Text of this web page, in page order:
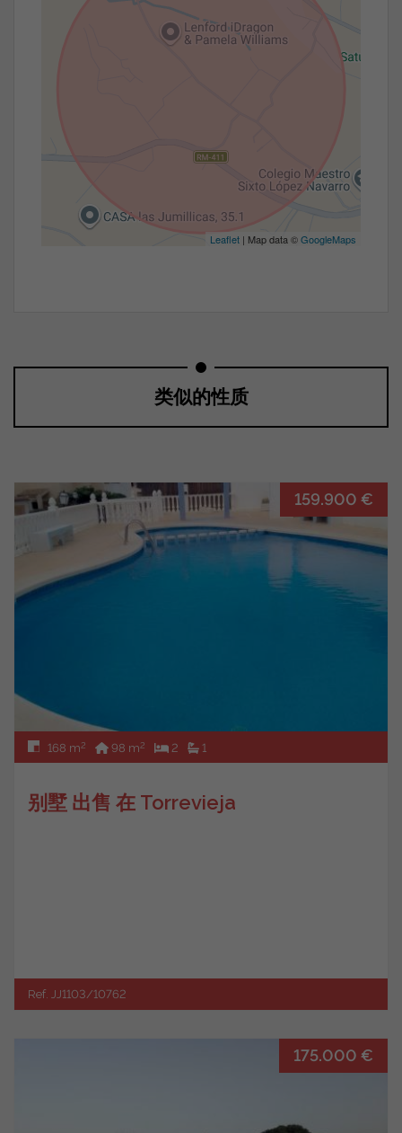
Leaflet | Map data ©GoogleMaps
类似的性质
159.900 €
168 m2 98 m2 2 1
别墅 出售 在 Torrevieja
Ref. JJ1103/10762
175.000 €